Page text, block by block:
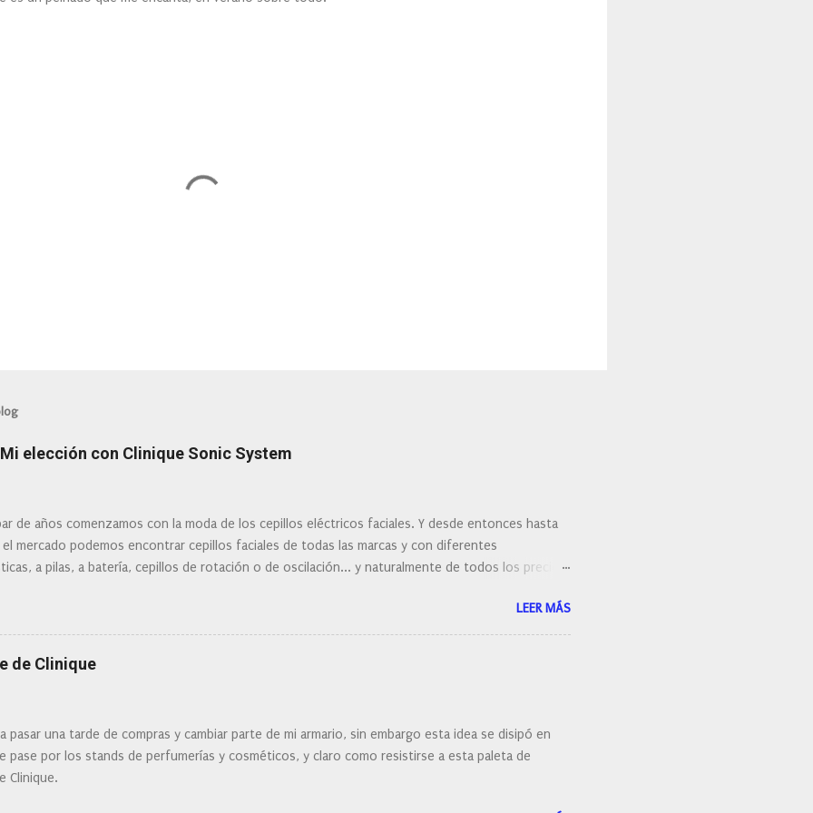
elección con Clinique Sonic System
de años comenzamos con la moda de los cepillos eléctricos faciales. Y desde entonces hasta
el mercado podemos encontrar cepillos faciales de todas las marcas y con diferentes
a pilas, a batería, cepillos de rotación o de oscilación... y naturalmente de todos los precios.
mi tipo de piel? ¿Qué busco?... En este post os voy a dar mi opinión de porque elegí mi cepilloLEER MÁS
de Clinique
pasar una tarde de compras y cambiar parte de mi armario, sin embargo esta idea se disipó en
pase por los stands de perfumerías y cosméticos, y claro como resistirse a esta paleta de
Clinique.